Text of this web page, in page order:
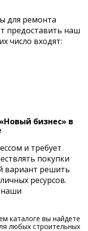
для ремонта
предоставить наш
число входят:
бизнес» в
и требует
покупки
вариант решить
ресурсов.
каталоге вы найдете
любых строительных